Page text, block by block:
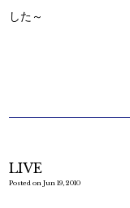
した～
LIVE
Posted on Jun 19, 2010